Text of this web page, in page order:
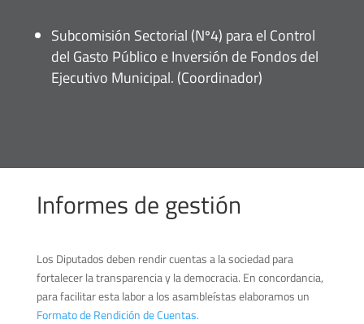
Subcomisión Sectorial (Nº4) para el Control
del Gasto Público e Inversión de Fondos del
Ejecutivo Municipal. (Coordinador)
Informes de gestión
Los Diputados deben rendir cuentas a la sociedad para
fortalecer la transparencia y la democracia. En concordancia,
para facilitar esta labor a los asambleístas elaboramos un
Formato de Rendición de Cuentas.